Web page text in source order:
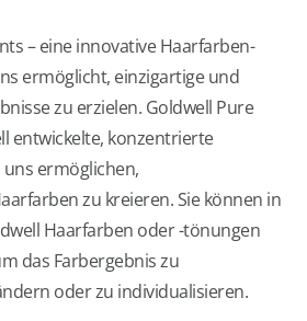
– eine innovative Haarfarben-
ermöglicht, einzigartige und
zu erzielen. Goldwell Pure
entwickelte, konzentrierte
ermöglichen,
zu kreieren. Sie können in
Haarfarben oder -tönungen
das Farbergebnis zu
oder zu individualisieren.